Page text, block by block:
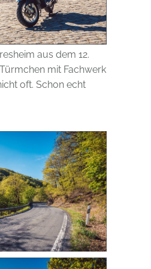
aus dem 12.
mit Fachwerk
oft. Schon echt